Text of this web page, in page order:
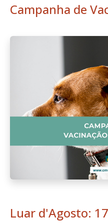
Campanha de
Luar d'Agosto: